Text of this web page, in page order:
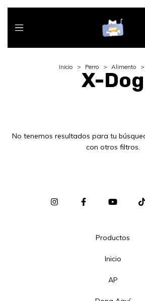
Inicio > Perro > Alimento >
X-Dog
No tenemos resultados para tu
con otros filtros.
Productos
Inicio
AP